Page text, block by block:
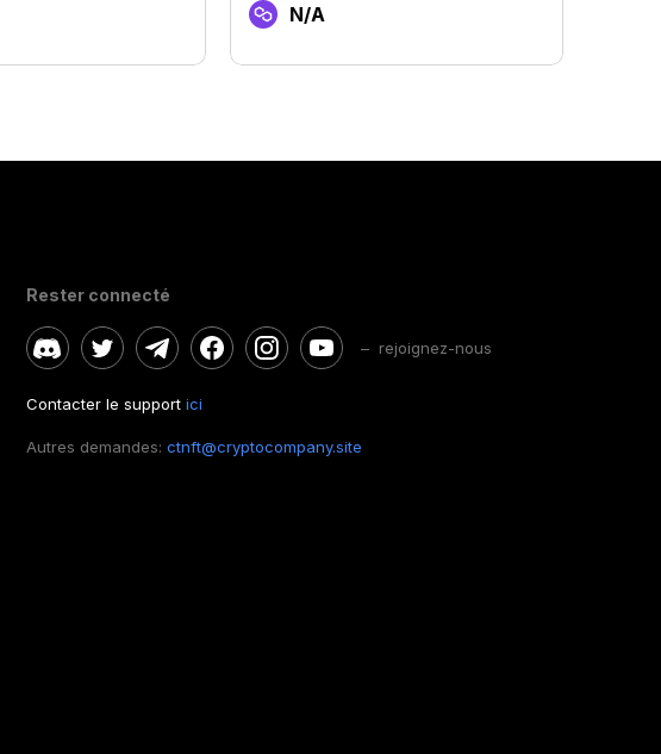
N/A
Rester connecté
– rejoignez-nous
Contacter le support ici
Autres demandes: ctnft@cryptocompany.site